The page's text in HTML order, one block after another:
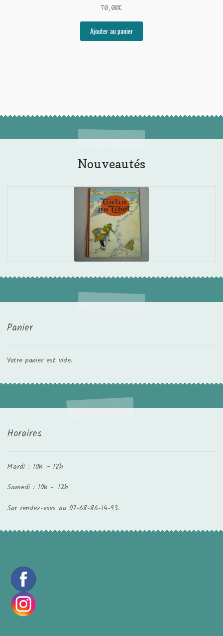
70,00€
Ajouter au panier
Nouveautés
Panier
Votre panier est vide.
Horaires
Mardi : 10h – 12h
Samedi : 10h – 12h
Sur rendez-vous au 07-68-86-14-93.